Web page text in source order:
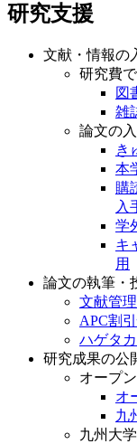
研究支援
文献・情報の
研究費
図
雑
論文の
き
本
購
入
学
キ
用
論文の執筆・
文献管
APC割
ハゲタ
研究成果の公
オープ
オ
九
九州大